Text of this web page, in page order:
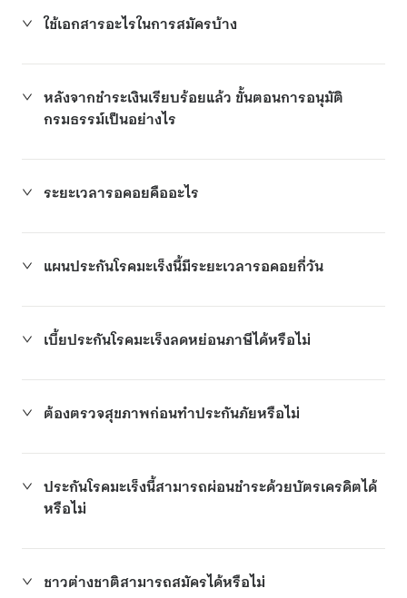
ใช้เอกสารอะไรในการสมัครบ้าง
หลังจากชำระเงินเรียบร้อยแล้ว ขั้นตอนการอนุมัติ
กรมธรรม์เป็นอย่างไร
ระยะเวลารอคอยคืออะไร
แผนประกันโรคมะเร็งนี้มีระยะเวลารอคอยกี่วัน
เบี้ยประกันโรคมะเร็งลดหย่อนภาษีได้หรือไม่
ต้องตรวจสุขภาพก่อนทำประกันภัยหรือไม่
ประกันโรคมะเร็งนี้สามารถผ่อนชำระด้วยบัตรเครดิตได้
หรือไม่
ชาวต่างชาติสามารถสมัครได้หรือไม่